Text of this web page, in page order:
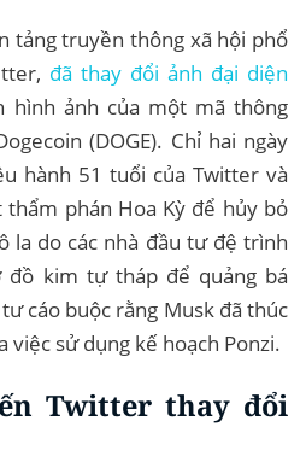
tảng truyền thông xã hội phổ
đã thay đổi ảnh đại diện
hình ảnh của một mã thông
(DOGE). Chỉ hai ngày
hành 51 tuổi của Twitter và
phán Hoa Kỳ để hủy bỏ
la do các nhà đầu tư đệ trình
đồ kim tự tháp để quảng bá
cáo buộc rằng Musk đã thúc
việc sử dụng kế hoạch Ponzi.
Twitter thay đổi